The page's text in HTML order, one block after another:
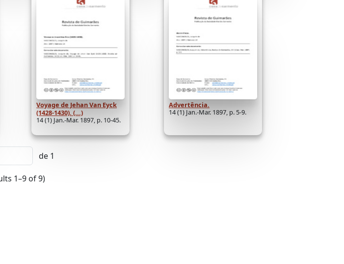
Voyage de Jehan Van Eyck
(1428-1430). (...)
14 (1) Jan.-Mar. 1897, p. 10-45.
Advertência.
14 (1) Jan.-Mar. 1897, p. 5-9.
de 1
1–9 of 9)